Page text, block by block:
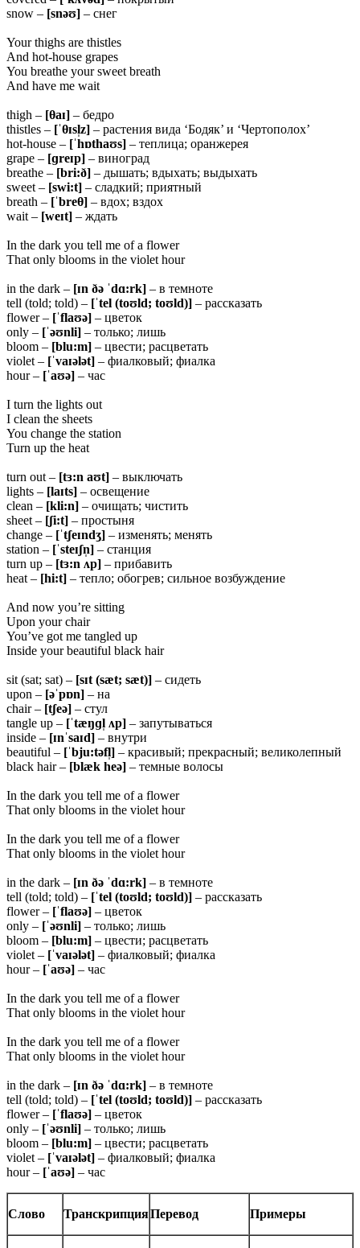
snow – [snəʊ] – снег
Your thighs are thistles
And hot-house grapes
You breathe your sweet breath
And have me wait
thigh – [θaɪ] – бедро
thistles – [ˈθɪsl̩z] – растения вида ‘Бодяк’ и ‘Чертополох’
hot-house – [ˈhɒthaʊs] – теплица; оранжерея
grape – [ɡreɪp] – виноград
breathe – [bri:ð] – дышать; вдыхать; выдыхать
sweet – [swi:t] – сладкий; приятный
breath – [ˈbreθ] – вдох; вздох
wait – [weɪt] – ждать
In the dark you tell me of a flower
That only blooms in the violet hour
in the dark – [ɪn ðə ˈdɑ:rk] – в темноте
tell (told; told) – [ˈtel (toʊld; toʊld)] – рассказать
flower – [ˈflaʊə] – цветок
only – [ˈəʊnli] – только; лишь
bloom – [blu:m] – цвести; расцветать
violet – [ˈvaɪələt] – фиалковый; фиалка
hour – [ˈaʊə] – час
I turn the lights out
I clean the sheets
You change the station
Turn up the heat
turn out – [tɜ:n aʊt] – выключать
lights – [laɪts] – освещение
clean – [kli:n] – очищать; чистить
sheet – [ʃi:t] – простыня
change – [ˈtʃeɪndʒ] – изменять; менять
station – [ˈsteɪʃn̩] – станция
turn up – [tɜ:n ʌp] – прибавить
heat – [hi:t] – тепло; обогрев; сильное возбуждение
And now you’re sitting
Upon your chair
You’ve got me tangled up
Inside your beautiful black hair
sit (sat; sat) – [sɪt (sæt; sæt)] – сидеть
upon – [əˈpɒn] – на
chair – [tʃeə] – стул
tangle up – [ˈtæŋɡl̩ ʌp] – запутываться
inside – [ɪnˈsaɪd] – внутри
beautiful – [ˈbju:təfl̩] – красивый; прекрасный; великолепный
black hair – [blæk heə] – темные волосы
In the dark you tell me of a flower
That only blooms in the violet hour
In the dark you tell me of a flower
That only blooms in the violet hour
in the dark – [ɪn ðə ˈdɑ:rk] – в темноте
tell (told; told) – [ˈtel (toʊld; toʊld)] – рассказать
flower – [ˈflaʊə] – цветок
only – [ˈəʊnli] – только; лишь
bloom – [blu:m] – цвести; расцветать
violet – [ˈvaɪələt] – фиалковый; фиалка
hour – [ˈaʊə] – час
In the dark you tell me of a flower
That only blooms in the violet hour
In the dark you tell me of a flower
That only blooms in the violet hour
in the dark – [ɪn ðə ˈdɑ:rk] – в темноте
tell (told; told) – [ˈtel (toʊld; toʊld)] – рассказать
flower – [ˈflaʊə] – цветок
only – [ˈəʊnli] – только; лишь
bloom – [blu:m] – цвести; расцветать
violet – [ˈvaɪələt] – фиалковый; фиалка
hour – [ˈaʊə] – час
Слово ТранскрипцияПеревод Примеры